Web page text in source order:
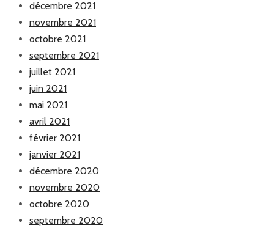
décembre 2021
novembre 2021
octobre 2021
septembre 2021
juillet 2021
juin 2021
mai 2021
avril 2021
février 2021
janvier 2021
décembre 2020
novembre 2020
octobre 2020
septembre 2020